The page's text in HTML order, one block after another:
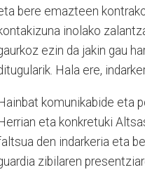
bere emazteen
inolako
ezin da jakin gau
Hala ere,
komunikabide eta
eta konkretuki
den indarkeria eta
zibilaren